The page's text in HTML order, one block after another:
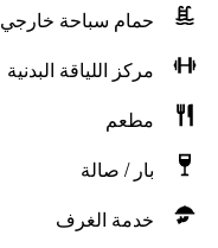
حمام سباحة خارجي
مركز اللياقة البدنية
مطعم
بار / صالة
خدمة الغرف